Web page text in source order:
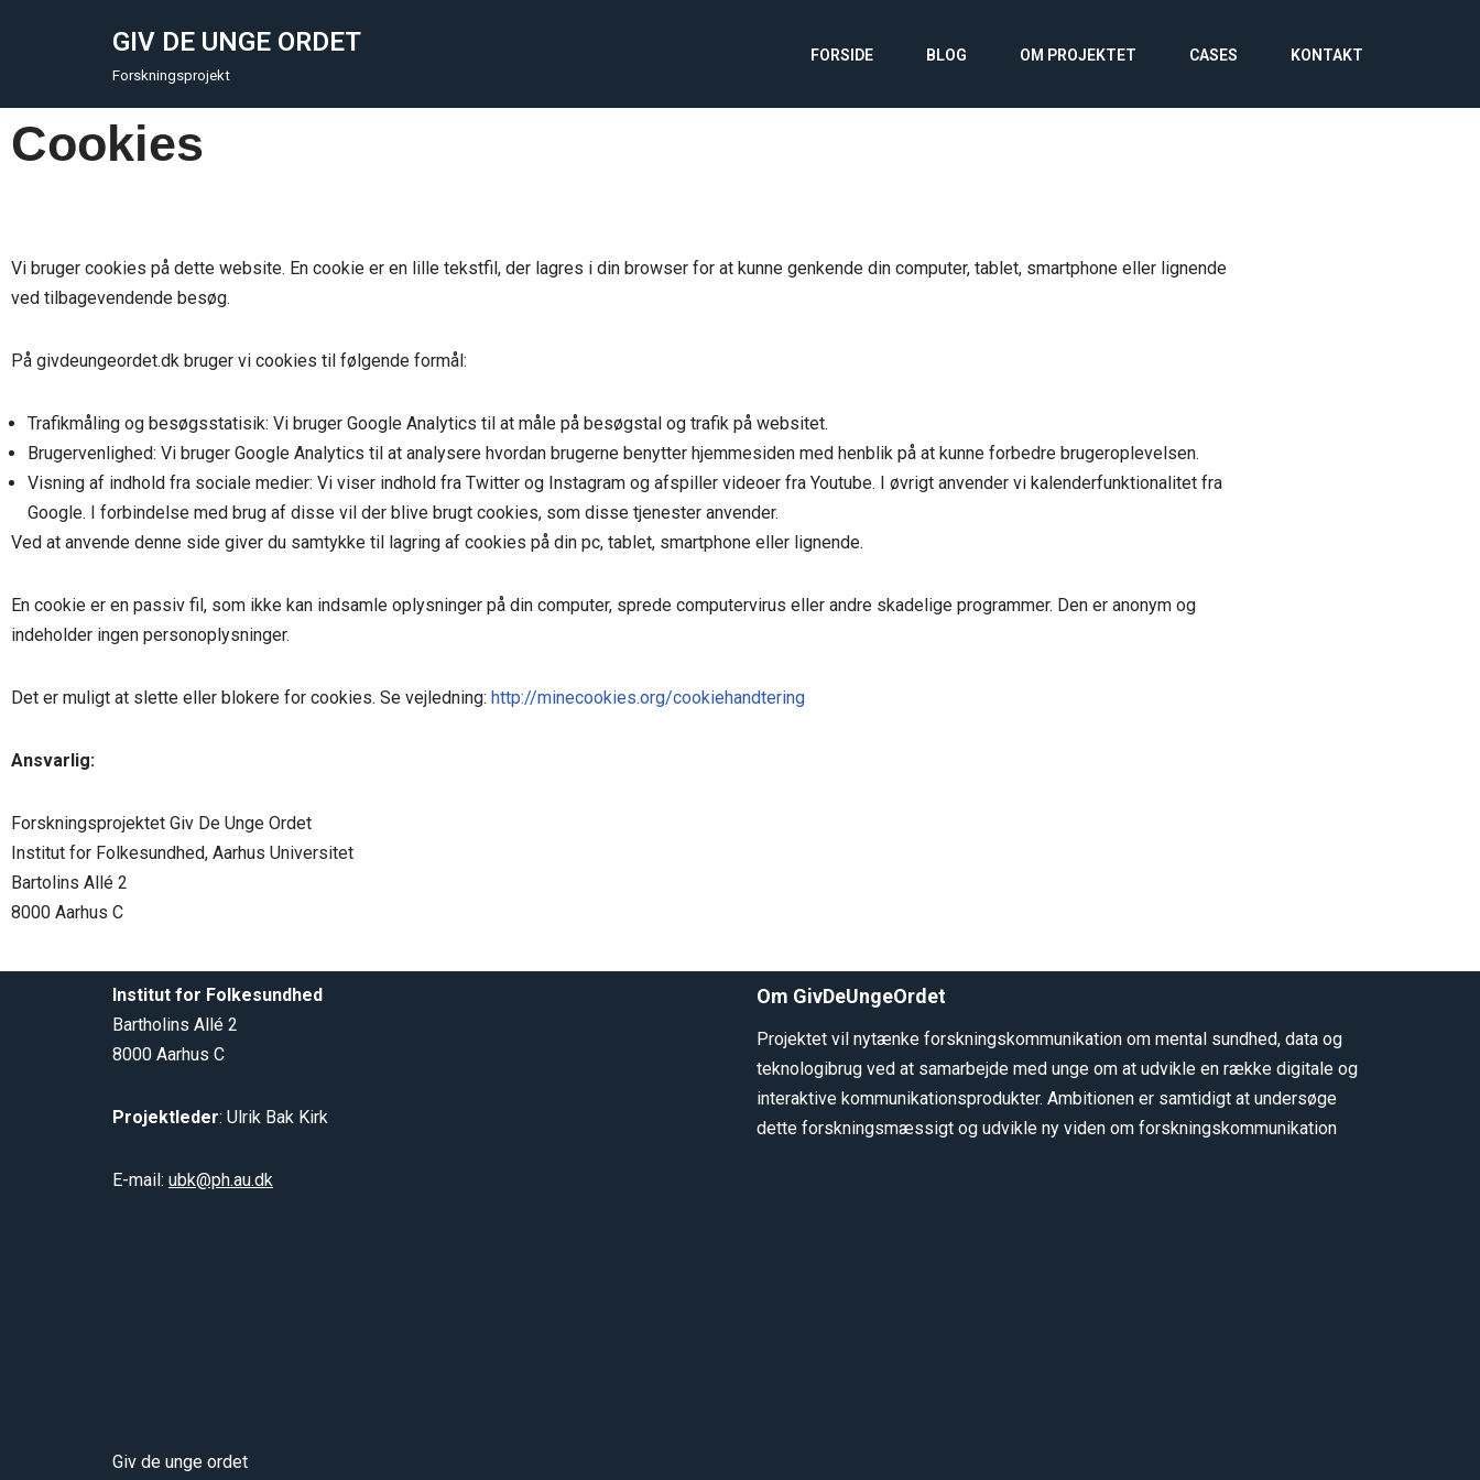
GIV DE UNGE ORDET
Forskningsprojekt
FORSIDE BLOG OM PROJEKTET CASES KONTAKT
Cookies
Vi bruger cookies på dette website. En cookie er en lille tekstfil, der lagres i din browser for at kunne genkende din computer, tablet, smartphone eller lignende
ved tilbagevendende besøg.
På givdeungeordet.dk bruger vi cookies til følgende formål:
Trafikmåling og besøgsstatisik: Vi bruger Google Analytics til at måle på besøgstal og trafik på websitet.
Brugervenlighed: Vi bruger Google Analytics til at analysere hvordan brugerne benytter hjemmesiden med henblik på at kunne forbedre brugeroplevelsen.
Visning af indhold fra sociale medier: Vi viser indhold fra Twitter og Instagram og afspiller videoer fra Youtube. I øvrigt anvender vi kalenderfunktionalitet fra
Google. I forbindelse med brug af disse vil der blive brugt cookies, som disse tjenester anvender.
Ved at anvende denne side giver du samtykke til lagring af cookies på din pc, tablet, smartphone eller lignende.
En cookie er en passiv fil, som ikke kan indsamle oplysninger på din computer, sprede computervirus eller andre skadelige programmer. Den er anonym og
indeholder ingen personoplysninger.
Det er muligt at slette eller blokere for cookies. Se vejledning: http://minecookies.org/cookiehandtering
Ansvarlig:
Forskningsprojektet Giv De Unge Ordet
Institut for Folkesundhed, Aarhus Universitet
Bartolins Allé 2
8000 Aarhus C
Institut for Folkesundhed
Bartholins Allé 2
8000 Aarhus C
Projektleder: Ulrik Bak Kirk
E-mail: ubk@ph.au.dk
Om GivDeUngeOrdet
Projektet vil nytænke forskningskommunikation om mental sundhed, data og
teknologibrug ved at samarbejde med unge om at udvikle en række digitale og
interaktive kommunikationsprodukter. Ambitionen er samtidigt at undersøge
dette forskningsmæssigt og udvikle ny viden om forskningskommunikation
Giv de unge ordet